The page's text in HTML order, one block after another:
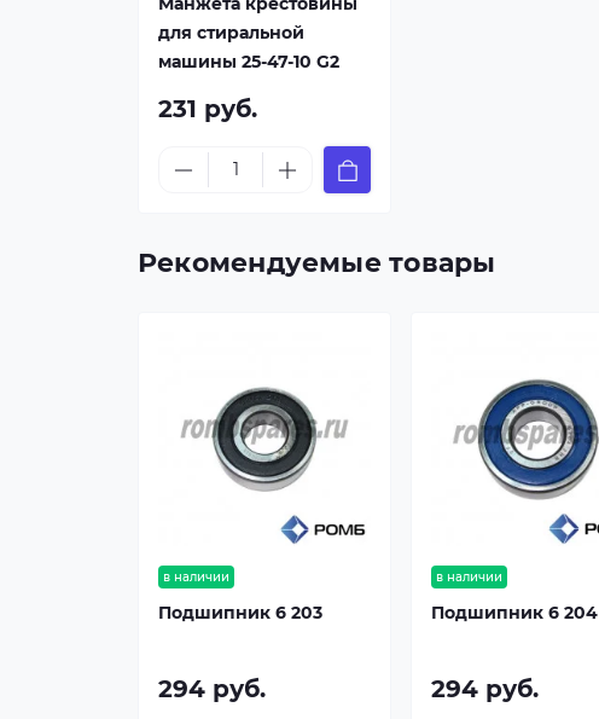
для стиральной
машины 25-47-10 G2
231 руб.
Рекомендуемые товары
в наличии
Подшипник 6 203
294 руб.
в наличии
Подшипник 6 204
294 руб.